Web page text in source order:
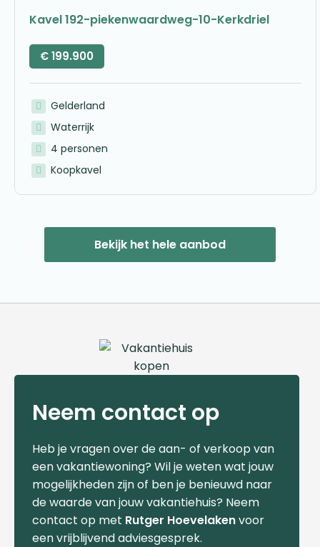
Kavel 192-piekenwaardweg-10-Kerkdriel
€199.900
Gelderland
Waterrijk
4 personen
Koopkavel
Bekijk het hele aanbod
Neem contact op
Heb je vragen over de aan- of verkoop van
een vakantiewoning? Wil je weten wat jouw
mogelijkheden zijn of ben je benieuwd naar
de waarde van jouw vakantiehuis? Neem
contact op met Rutger Hoevelakenvoor
een vrijblijvend adviesgesprek.